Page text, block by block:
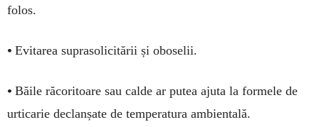
folos.
• Evitarea suprasolicitării și oboselii.
• Băile răcoritoare sau calde ar putea ajuta la formele de
urticarie declanșate de temperatura ambientală.